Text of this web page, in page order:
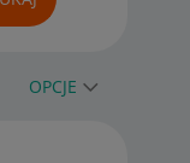
OPCJE